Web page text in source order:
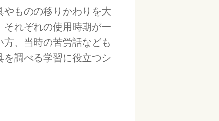
ものの移りかわりを大
それぞれの使用時期が一
方、当時の苦労話なども
調べる学習に役立つシ